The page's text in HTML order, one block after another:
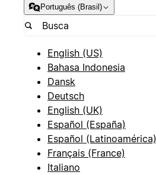
Português (Brasil)
English (US)
Bahasa Indonesia
Dansk
Deutsch
English (UK)
Español (España)
Español (Latinoamérica)
Français (France)
Italiano